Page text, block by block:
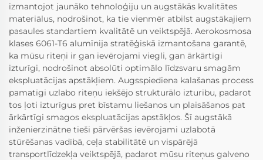
izmantojot jaunāko tehnoloģiju un augstākās kvalitātes
materiālus, nodrošinot, ka tie vienmēr atbilst augstākajiem
pasaules standartiem kvalitātē un veiktspējā. Aerokosmosa
klases 6061-T6 alumīnija stratēģiskā izmantošana garantē,
ka mūsu riteņi ir gan ievērojami viegli, gan ārkārtīgi
izturīgi, nodrošinot absolūti optimālo līdzsvaru smagām
ekspluatācijas apstākļiem. Augsspiediena kalašanas process
pamatīgi uzlabo riteņu iekšējo strukturālo izturību, padarot
tos ļoti izturīgus pret bīstamu liešanos un plaisāšanos pat
ārkārtīgi smagos ekspluatācijas apstākļos. Šī augstākā
inženierzinātne tieši pārvēršas ievērojami uzlabotā
stūrēšanas vadībā, ceļa stabilitātē un vispārējā
transportlīdzekļa veiktspējā, padarot mūsu riteņus galveno